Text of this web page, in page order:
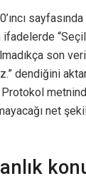
ifadelerde
son
dendiğini
Protokol
net